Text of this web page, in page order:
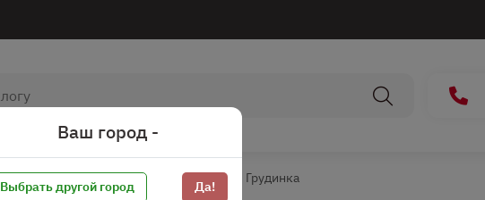
Деликатесы мясные* Из свинины Грудинка
Ваш город -
Выбрать другой город Да!